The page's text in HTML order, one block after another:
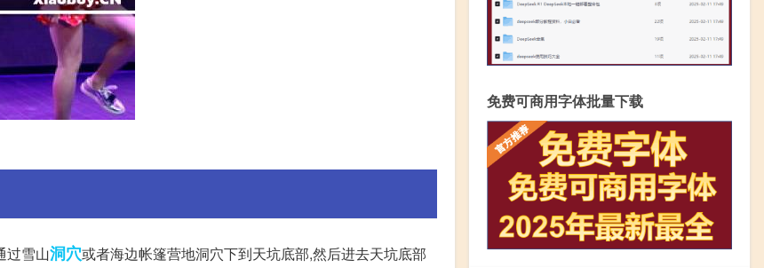
过雪山洞穴或者海边帐篷营地洞穴下到天坑底部,然后进去天坑底部
免费可商用字体批量下载